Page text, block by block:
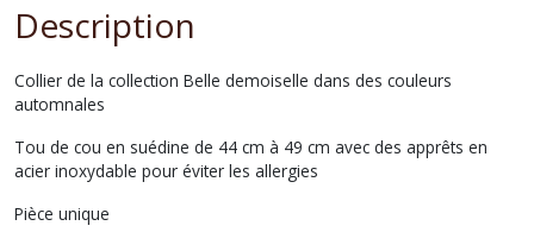
Description
Collier de la collection Belle demoiselle dans des couleurs
automnales
Tou de cou en suédine de 44 cm à 49 cm avec des apprêts en
acier inoxydable pour éviter les allergies
Pièce unique